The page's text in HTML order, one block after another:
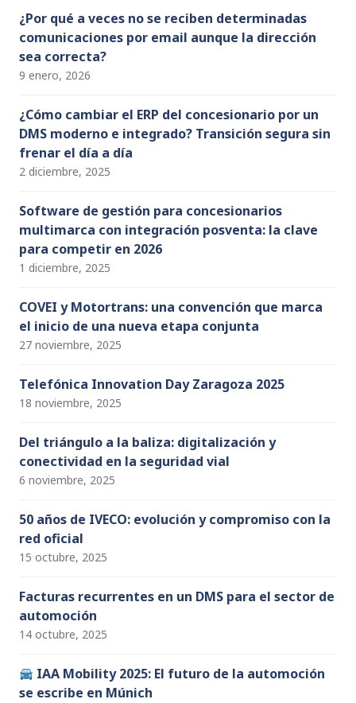
¿Por qué a veces no se reciben determinadas
comunicaciones por email aunque la dirección
sea correcta?
9 enero, 2026
¿Cómo cambiar el ERP del concesionario por un
DMS moderno e integrado? Transición segura sin
frenar el día a día
2 diciembre, 2025
Software de gestión para concesionarios
multimarca con integración posventa: la clave
para competir en 2026
1 diciembre, 2025
COVEI y Motortrans: una convención que marca
el inicio de una nueva etapa conjunta
27 noviembre, 2025
Telefónica Innovation Day Zaragoza 2025
18 noviembre, 2025
Del triángulo a la baliza: digitalización y
conectividad en la seguridad vial
6 noviembre, 2025
50 años de IVECO: evolución y compromiso con la
red oficial
15 octubre, 2025
Facturas recurrentes en un DMS para el sector de
automoción
14 octubre, 2025
IAA Mobility 2025: El futuro de la automoción
se escribe en Múnich